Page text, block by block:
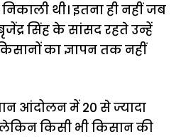
निकाली थी। इतना ही नहीं जब
सिंह के सांसद रहते उन्हें
का ज्ञापन तक नहीं
आंदोलन में 20 से ज्यादा
किसी भी किसान की